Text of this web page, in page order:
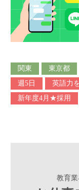
関東 東京都
週5日
英語力
新年度4月★採用
教育